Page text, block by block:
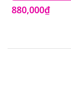
880,000₫